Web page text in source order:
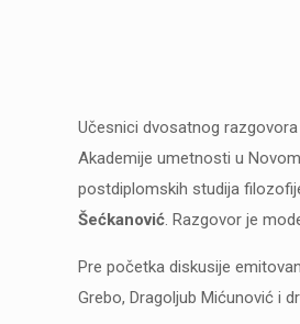
Učesnici dvosatnog
Akademije umetnosti u
postdiplomskih studija
Šećkanović. Razgovor je
Pre početka diskusije
Grebo, Dragoljub Mićunović i